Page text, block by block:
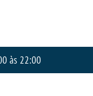
às 22:00